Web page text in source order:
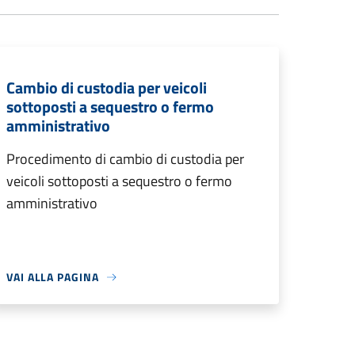
Cambio di custodia per veicoli
sottoposti a sequestro o fermo
amministrativo
Procedimento di cambio di custodia per
veicoli sottoposti a sequestro o fermo
amministrativo
VAI ALLA PAGINA